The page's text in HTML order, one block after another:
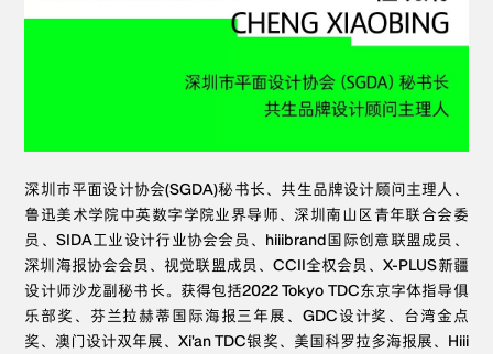
深圳市平面设计协会(SGDA)秘书长、共生品牌设计顾问主理人、
鲁迅美术学院中英数字学院业界导师、深圳南山区青年联合会委
员、SIDA工业设计行业协会会员、hiiibrand国际创意联盟成员、
深圳海报协会会员、视觉联盟成员、CCII全权会员、X-PLUS新疆
设计师沙龙副秘书长。获得包括2022 Tokyo TDC东京字体指导俱
乐部奖、芬兰拉赫蒂国际海报三年展、GDC设计奖、台湾金点
奖、澳门设计双年展、Xi'an TDC银奖、美国科罗拉多海报展、Hiii